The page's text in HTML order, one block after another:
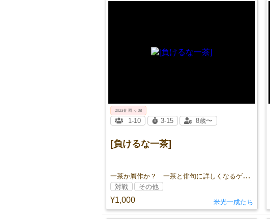
[負けるな一茶]
一茶か贋作か？ 一茶と俳句に詳しくなるゲーム。
¥1,000
2023春 両‐ケ08
1-10 3-15 8歳〜
対戦 その他
米光一成たち